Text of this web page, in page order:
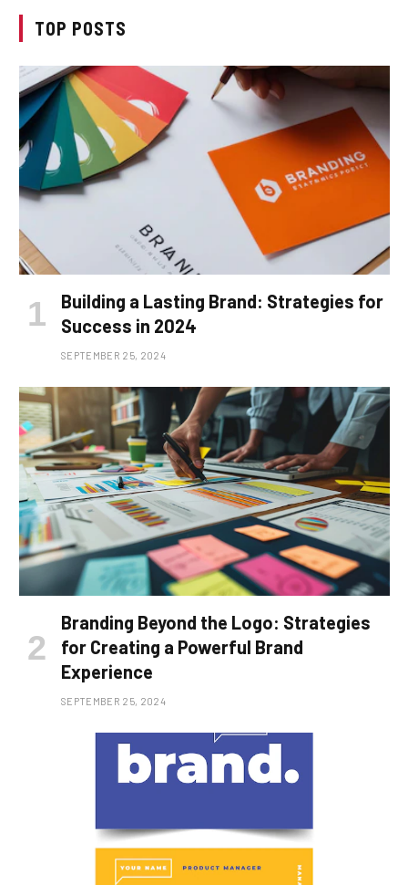
TOP POSTS
Building a Lasting Brand: Strategies for
Success in 2024
SEPTEMBER 25, 2024
Branding Beyond the Logo: Strategies
for Creating a Powerful Brand
Experience
SEPTEMBER 25, 2024